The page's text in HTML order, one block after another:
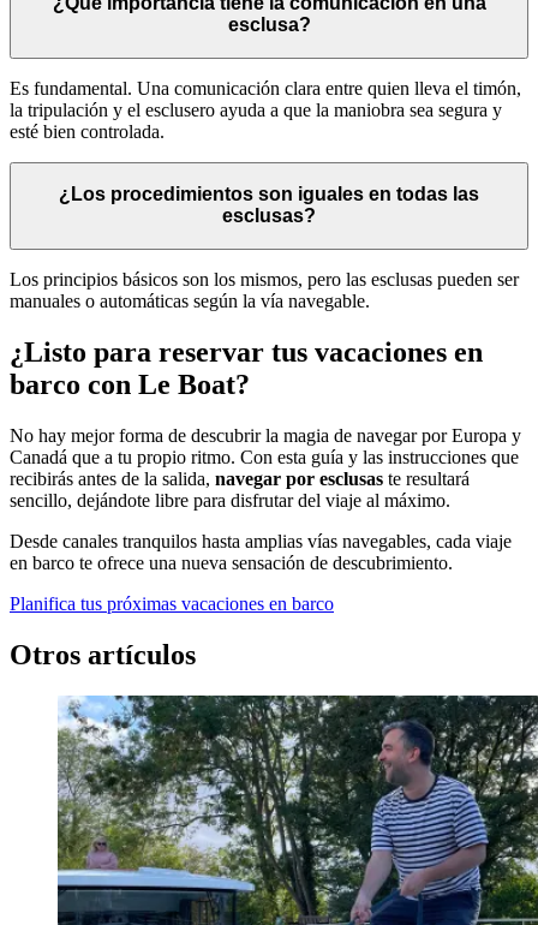
esclusa?
Es fundamental. Una comunicación clara entre quien lleva el timón,
la tripulación y el esclusero ayuda a que la maniobra sea segura y
esté bien controlada.
¿Los procedimientos son iguales en todas las
esclusas?
Los principios básicos son los mismos, pero las esclusas pueden ser
manuales o automáticas según la vía navegable.
¿Listo para reservar tus vacaciones en
barco con Le Boat?
No hay mejor forma de descubrir la magia de navegar por Europa y
Canadá que a tu propio ritmo. Con esta guía y las instrucciones que
recibirás antes de la salida, navegar por esclusas te resultará
sencillo, dejándote libre para disfrutar del viaje al máximo.
Desde canales tranquilos hasta amplias vías navegables, cada viaje
en barco te ofrece una nueva sensación de descubrimiento.
Planifica tus próximas vacaciones en barco
Otros artículos